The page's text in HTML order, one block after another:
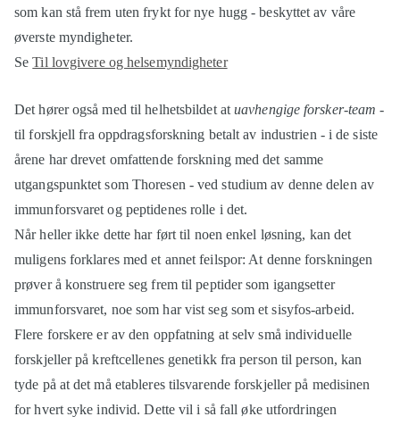
som kan stå frem uten frykt for nye hugg - beskyttet av våre
øverste myndigheter.
SeTil lovgivere og helsemyndigheter
Det hører også med til helhetsbildet at uavhengige forsker-team -
til forskjell fra oppdragsforskning betalt av industrien - i de siste
årene har drevet omfattende forskning med det samme
utgangspunktet som Thoresen - ved studium av denne delen av
immunforsvaret og peptidenes rolle i det.
Når heller ikke dette har ført til noen enkel løsning, kan det
muligens forklares med et annet feilspor: At denne forskningen
prøver å konstruere seg frem til peptider som igangsetter
immunforsvaret, noe som har vist seg som et sisyfos-arbeid.
Flere forskere er av den oppfatning at selv små individuelle
forskjeller på kreftcellenes genetikk fra person til person, kan
tyde på at det må etableres tilsvarende forskjeller på medisinen
for hvert syke individ. Dette vil i så fall øke utfordringen